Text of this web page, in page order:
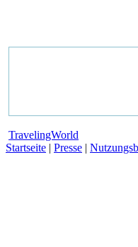
TravelingWorld
Startseite | Presse |